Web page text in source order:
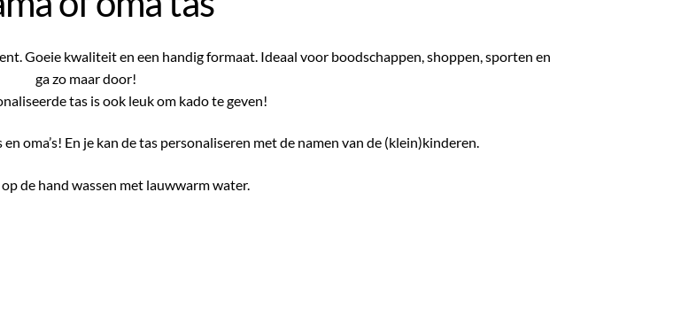
Goeie kwaliteit en een handig formaat. Ideaal voor boodschappen, shoppen, sporten en
ga zo maar door!
tas is ook leuk om kado te geven!
oma’s! En je kan de tas personaliseren met de namen van de (klein)kinderen.
op de hand wassen met lauwwarm water.